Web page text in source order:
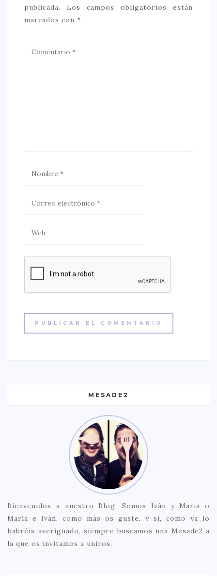
publicada.
Los campos obligatorios están
marcados con *
MESADE2
Bienvenidos a nuestro Blog. Somos Iván y María o
María e Iván, como más os guste, y sí, como ya lo
habréis averiguado, siempre buscamos una Mesade2 a
la que os invitamos a uniros.